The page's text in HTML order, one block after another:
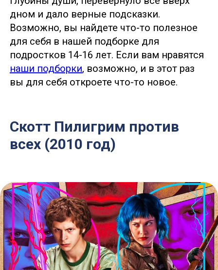
дном и дало верные подсказки.
Возможно, вы найдете что-то полезное
для себя в нашей подборке для
подростков 14-16 лет. Если вам нравятся
наши подборки, возможно, и в этот раз
вы для себя откроете что-то новое.
Скотт Пилигрим против
всех (2010 год)